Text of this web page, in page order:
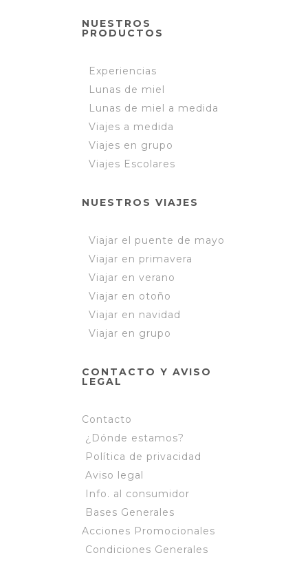
NUESTROS
PRODUCTOS
Experiencias
Lunas de miel
Lunas de miel a medida
Viajes a medida
Viajes en grupo
Viajes Escolares
NUESTROS VIAJES
Viajar el puente de mayo
Viajar en primavera
Viajar en verano
Viajar en otoño
Viajar en navidad
Viajar en grupo
CONTACTO Y AVISO
LEGAL
Contacto
¿Dónde estamos?
Política de privacidad
Aviso legal
Info. al consumidor
Bases Generales
Acciones Promocionales
Condiciones Generales